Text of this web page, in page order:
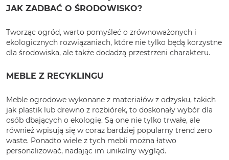
JAK ZADBAĆ O ŚRODOWISKO?
Tworząc ogród, warto pomyśleć o zrównoważonych i
ekologicznych rozwiązaniach, które nie tylko będą korzystne
dla środowiska, ale także dodadzą przestrzeni charakteru.
MEBLE Z RECYKLINGU
Meble ogrodowe wykonane z materiałów z odzysku, takich
jak plastik lub drewno z rozbiórek, to doskonały wybór dla
osób dbających o ekologię. Są one nie tylko trwałe, ale
również wpisują się w coraz bardziej popularny trend zero
waste. Ponadto wiele z tych mebli można łatwo
personalizować, nadając im unikalny wygląd.